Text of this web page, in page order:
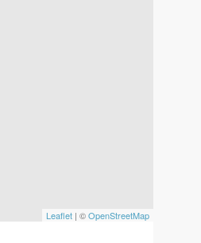
Leaflet | ©OpenStreetMap